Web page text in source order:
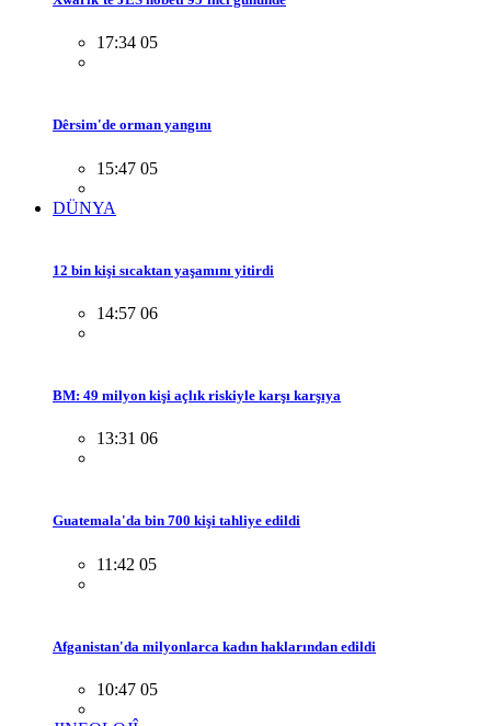
17:34 05
Dêrsim'de orman yangını
15:47 05
DÜNYA
12 bin kişi sıcaktan yaşamını yitirdi
14:57 06
BM: 49 milyon kişi açlık riskiyle karşı karşıya
13:31 06
Guatemala'da bin 700 kişi tahliye edildi
11:42 05
Afganistan'da milyonlarca kadın haklarından edildi
10:47 05